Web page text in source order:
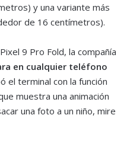
y una variante más
de 16 centímetros).
9 Pro Fold, la compañía
en cualquier teléfono
el terminal con la función
muestra una animación
una foto a un niño, mire